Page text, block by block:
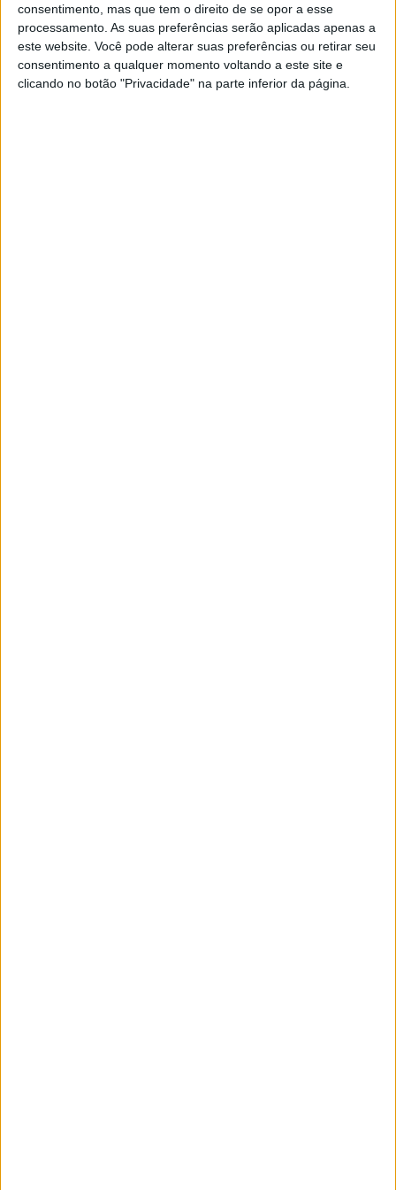
consentimento, mas que tem o direito de se opor a esse
processamento. As suas preferências serão aplicadas apenas a
este website. Você pode alterar suas preferências ou retirar seu
consentimento a qualquer momento voltando a este site e
clicando no botão "Privacidade" na parte inferior da página.
de novo. Agora, para além das duas rodas motrizes (2WD
Gear Up), a moto Russa com side-car ampliou as coisas,
com a adição de uma série de acessórios para tornar esta
moto ainda mais prática… e mais familiar.